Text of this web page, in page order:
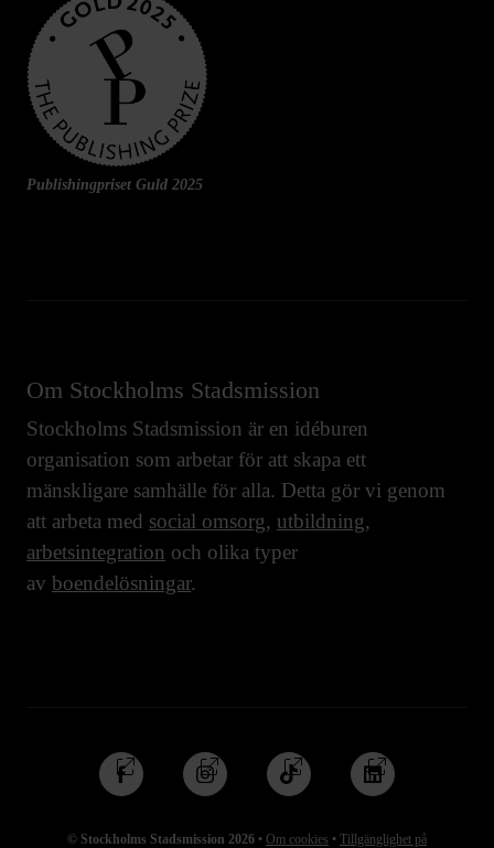
Publishingpriset Guld 2025
Om Stockholms Stadsmission
Stockholms Stadsmission är en idéburen
organisation som arbetar för att skapa ett
mänskligare samhälle för alla. Detta gör vi genom
att arbeta med social omsorg, utbildning,
arbetsintegration och olika typer
av boendelösningar.
© Stockholms Stadsmission 2026 • Om cookies • Tillgänglighet på
Följ
oss
Följ
oss
Följ
oss
Följ
oss